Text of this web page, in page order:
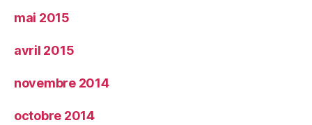
mai 2015
avril 2015
novembre 2014
octobre 2014